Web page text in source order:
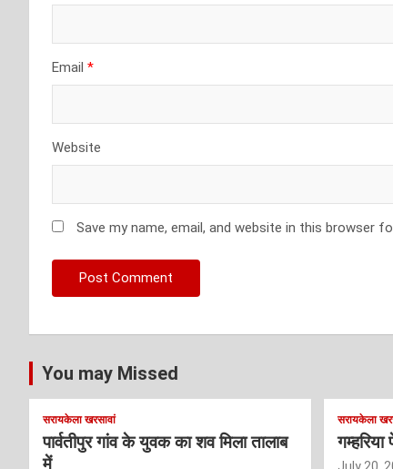
Email *
Website
Save my name, email, and website in this browser
You may Missed
सरायकेला खरसावां
पार्वतीपुर गांव के युवक का शव मिला तालाब
में
सरायकेला
July 20,